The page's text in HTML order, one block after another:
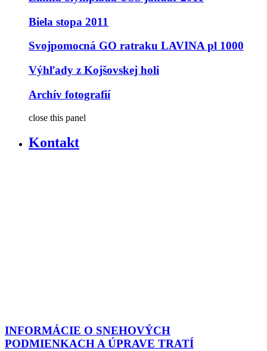
Biela stopa 2011
Svojpomocná GO ratraku LAVINA pl 1000
Výhľady z Kojšovskej holi
Archív fotografií
close this panel
Kontakt
INFORMÁCIE O SNEHOVÝCH
PODMIENKACH A ÚPRAVE TRATÍ